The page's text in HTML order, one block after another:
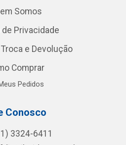
Somos
Privacidade
e Devolução
Comprar
Pedidos
Conosco
3324-6411